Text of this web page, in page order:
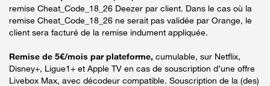
remise Cheat_Code_18_26 Deezer par client. Dans le cas où la
remise Cheat_Code_18_26 ne serait pas validée par Orange, le
client sera facturé de la remise indument appliquée.
Remise de 5€/mois par plateforme, cumulable, sur Netflix,
Disney+, Ligue1+ et Apple TV en cas de souscription d’une offre
Livebox Max, avec décodeur compatible. Souscription de la (des)